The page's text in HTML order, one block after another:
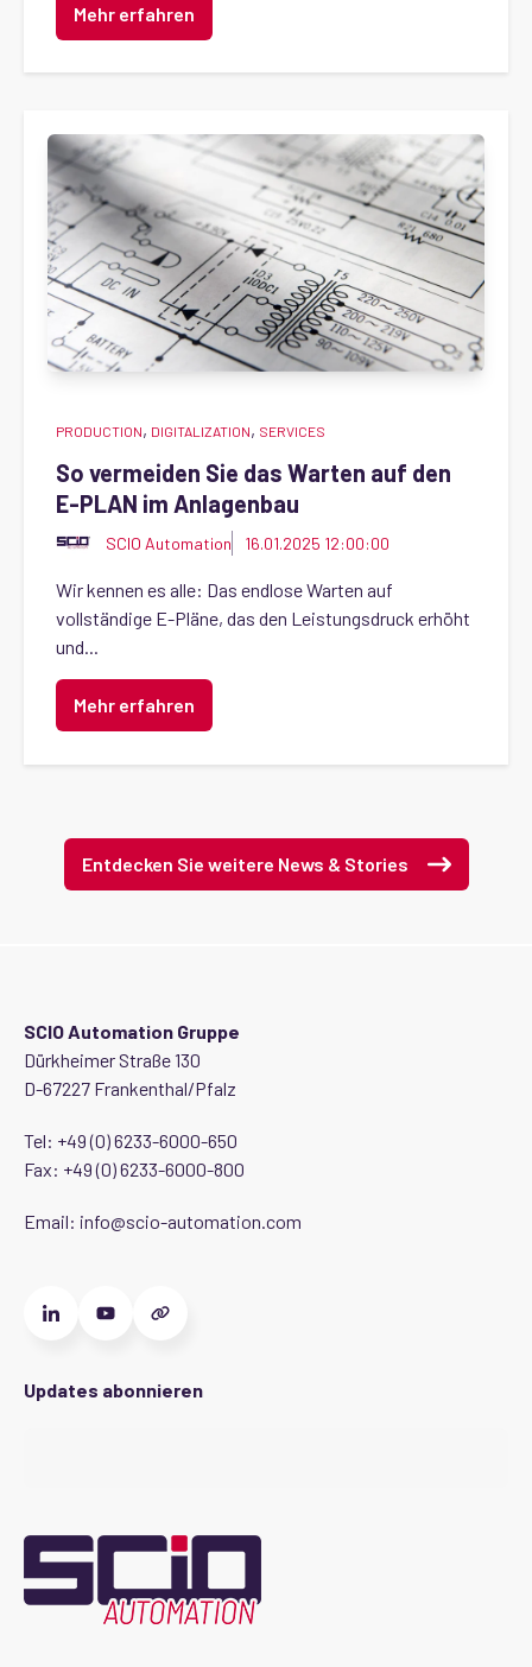
Mehr erfahren
PRODUCTION, DIGITALIZATION, SERVICES
So vermeiden Sie das Warten auf den
E-PLAN im Anlagenbau
SCIO Automation 16.01.2025 12:00:00
Wir kennen es alle: Das endlose Warten auf
vollständige E-Pläne, das den Leistungsdruck erhöht
und...
Mehr erfahren
Entdecken Sie weitere News & Stories
SCIO Automation Gruppe
Dürkheimer Straße 130
D-67227 Frankenthal/Pfalz
Tel: +49 (0) 6233-6000-650
Fax: +49 (0) 6233-6000-800
Email: info@scio-automation.com
Updates abonnieren